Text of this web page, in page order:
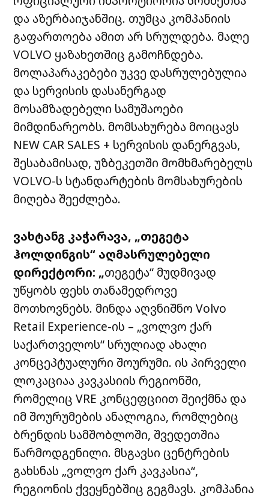
და აზერბაიჯანშიც. თუმცა კომპანიის
გაფართოება ამით არ სრულდება. მალე
VOLVO ყაზახეთშიც გამოჩნდება.
მოლაპარაკებები უკვე დასრულებულია
და სერვისის დასანერგად
მოსამზადებელი სამუშაოები
მიმდინარეობს. მომსახურება მოიცავს
NEW CAR SALES + სერვისის დანერგვას,
შესაბამისად,უზბეკეთში მომხმარებელს
VOLVO-ს სტანდარტების მომსახურების
მიღება შეეძლება.
ვახტანგ კაჭარავა, „თეგეტა
ჰოლდინგის“ აღმასრულებელი
დირექტორი: „თეგეტა“ მუდმივად
უწყობს ფეხს თანამედროვე
მოთხოვნებს. მინდა აღვნიშნო Volvo
Retail Experience-ის – „ვოლვო ქარ
საქართველოს“ სრულიად ახალი
კონცეპტუალური შოურუმი. ის პირველი
ლოკაციაა კავკასიის რეგიონში,
რომელიც VRE კონცეფციით შეიქმნა და
იმ შოურუმების ანალოგია, რომლებიც
ბრენდის სამშობლოში,შვედეთშია
წარმოდგენილი. მსგავსი ცენტრების
გახსნას „ვოლვო ქარ კავკასია“,
რეგიონის ქვეყნებშიც გეგმავს. კომპანია